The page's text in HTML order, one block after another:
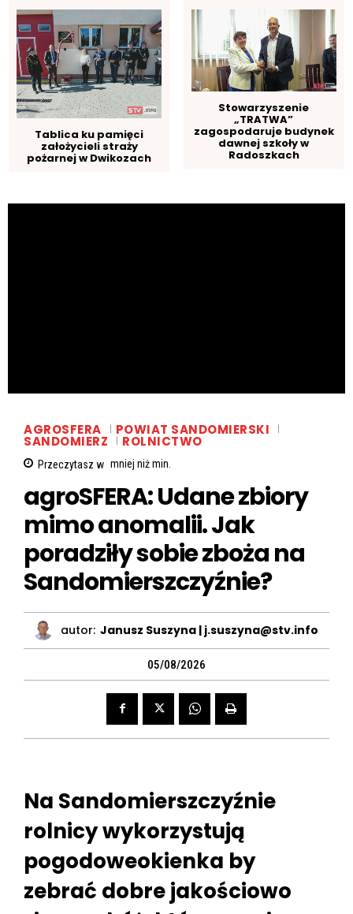
Tablica ku pamięci
założycieli straży
pożarnej w Dwikozach
Stowarzyszenie
„TRATWA”
zagospodaruje budynek
dawnej szkoły w
Radoszkach